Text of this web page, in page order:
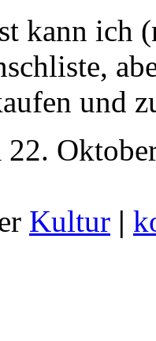
kann ich
und
22.
Kultur |